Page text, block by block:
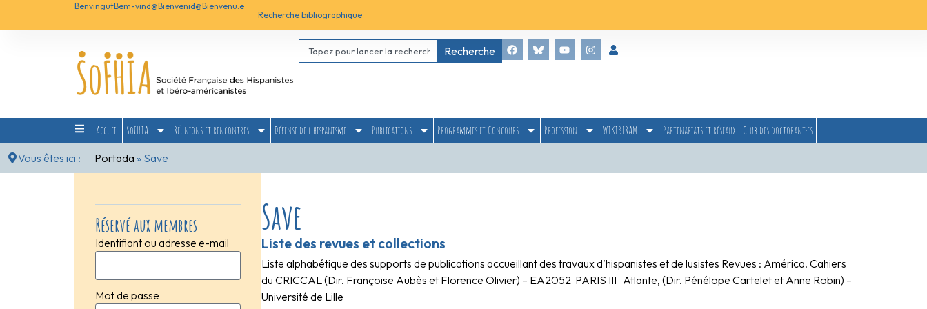
BenvingutBem-vind@Bienvenid@Bienvenu.e
Recherche bibliographique
Recherche
Accueil SoFHIA Réunions et rencontres Défense de l’hispanisme Publications Programmes et Concours Profession WIKIBERAM Partenariats et réseaux
Club des doctorant·es
Vous êtes ici :
Portada » Save
Réservé aux membres
Identifiant ou adresse e-mail
Mot de passe
Save
Liste des revues et collections
Liste alphabétique des supports de publications accueillant des travaux d’hispanistes et de lusistes Revues : América. Cahiers
du CRICCAL (Dir. Françoise Aubès et Florence Olivier) – EA2052 PARIS III Atlante, (Dir. Pénélope Cartelet et Anne Robin) –
Université de Lille